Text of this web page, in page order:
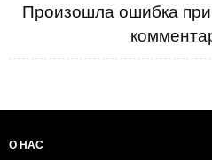
Произошла ошибка при
О НАС